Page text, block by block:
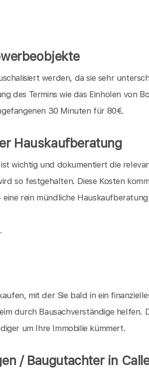
werden, da sie sehr
des Termins wie das Einholen von
30 Minuten für 80€.
Hauskaufberatung
wichtig und dokumentiert die
so festgehalten. Diese Kosten
rein mündliche
mit der Sie bald in ein
durch Bausachverständige helfen.
um Ihre Immobilie kümmert.
/ Baugutachter in